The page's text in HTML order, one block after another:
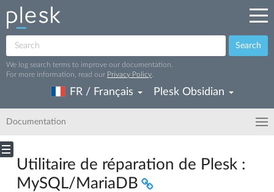
Search
We log search terms to improve our documentation.
For more information, read our Privacy Policy
FR / Français Plesk Obsidian
Documentation
Utilitaire de réparation de Plesk :
MySQL/MariaDB